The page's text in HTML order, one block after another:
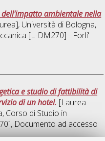
dell'impatto ambientale nella
Università di Bologna,
[L-DM270] - Forli'
e studio di fattibilità di
di un hotel. [Laurea
Corso di Studio in
, Documento ad accesso